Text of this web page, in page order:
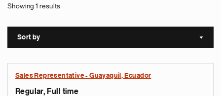
Showing 1 results
Sort by Sort
Sales Representative - Guayaquil, Ecuador
Regular, Full time